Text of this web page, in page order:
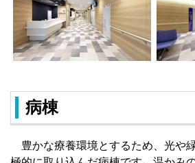
病棟
豊かな療養環境とするため、光や